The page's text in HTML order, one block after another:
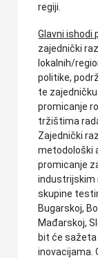
regiji.
Glavni ishodi
zajednički
lokalnih/
politike,
te
promicanje
tržištima
Zajednički
metodološki
promicanje
industrijskim
skupine
Bugarskoj,
Mađarskoj,
bit će sažeta
inovacijama.